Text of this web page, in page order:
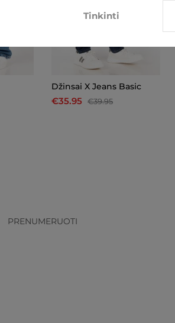
Džinsai X Jeans Basic
€35.95 €39.95
PRENUMERUOTI
Tinkinti